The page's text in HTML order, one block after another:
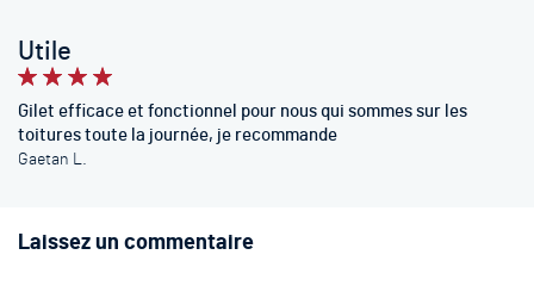
Laissez un commentaire
Utile
Gilet efficace et fonctionnel pour nous qui sommes sur les
toitures toute la journée, je recommande
Gaetan L.